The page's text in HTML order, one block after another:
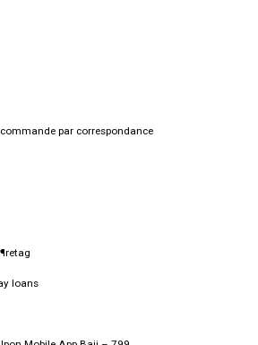
par correspondance
loans